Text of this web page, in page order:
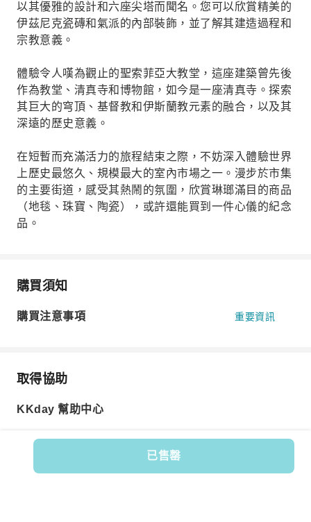
已售罄
以其優雅的設計和六座尖塔而聞名。您可以欣賞精美的
伊茲尼克瓷磚和氣派的內部裝飾，並了解其建造過程和
宗教意義。
體驗令人嘆為觀止的聖索菲亞大教堂，這座建築曾先後
作為教堂、清真寺和博物館，如今是一座清真寺。探索
其巨大的穹頂、基督教和伊斯蘭教元素的融合，以及其
深遠的歷史意義。
在短暫而充滿活力的旅程結束之際，不妨深入體驗世界
上歷史最悠久、規模最大的室內市場之一。漫步於市集
的主要街道，感受其熱鬧的氛圍，欣賞琳瑯滿目的商品
（地毯、珠寶、陶瓷），或許還能買到一件心儀的紀念
品。
購買須知
購買注意事項 重要資訊
取得協助
KKday 幫助中心
商品編號: 589196